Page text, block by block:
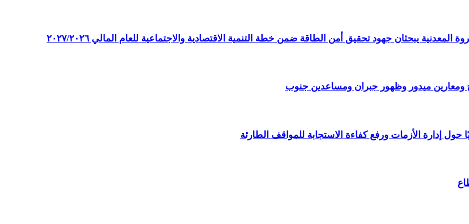
المعدنية يبحثان جهود تحقيق أمن الطاقة ضمن خطة التنمية الاقتصادية والاجتماعية للعام المالي ٢٠٢٧/٢٠٢٦
ميدور وظهور جبران ومساعدين جنوب
حول إدارة الأزمات ورفع كفاءة الاستجابة للمواقف الطارئة